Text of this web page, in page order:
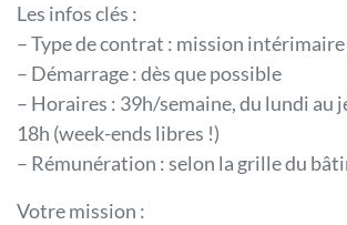
Les infos clés :
– Type de contrat : mission intérimaire
– Démarrage : dès que possible
– Horaires : 39h/semaine, du lundi au
18h (week-ends libres !)
– Rémunération : selon la grille du
Votre mission :